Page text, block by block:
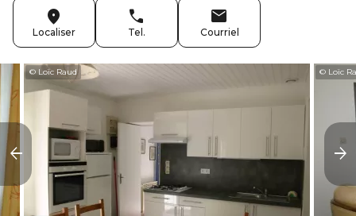
Localiser Tel. Courriel
© Loïc Raud © Loïc